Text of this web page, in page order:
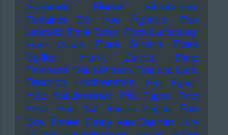
Schneider
Florian Silbereisen
Fontaines DC Foo Fighters
Fran
Lebowitz Frank Farian Frank Laufenberg
Frank Ocean
Frank Sinatra
Frank
Spilker
Frank Zappa
Franz
Ferdinand Frau Lehmann Fred und Luna
Friedrich Liechtenstein Fritz Egner
Fritz Kalkbrenner Fritz Puppel
Fritzi
Ernst
Front 242 Fuerza Regida
Fun
Boy Three Funny van Dannen Fury